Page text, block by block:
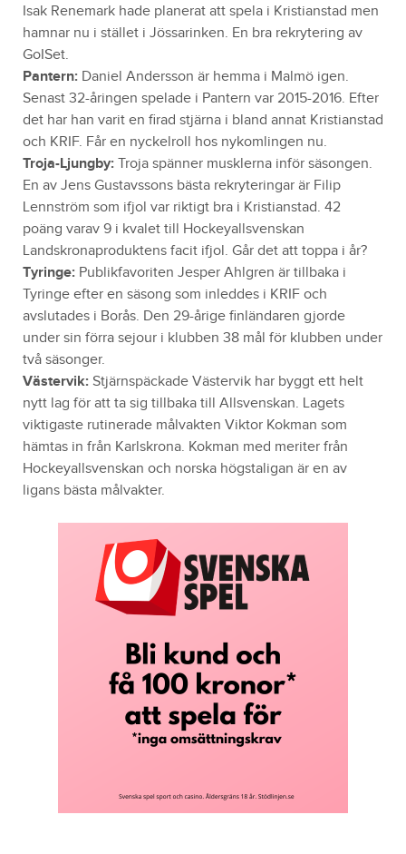
Isak Renemark hade planerat att spela i Kristianstad men
hamnar nu i stället i Jössarinken. En bra rekrytering av
GoISet.
Pantern: Daniel Andersson är hemma i Malmö igen.
Senast 32-åringen spelade i Pantern var 2015-2016. Efter
det har han varit en firad stjärna i bland annat Kristianstad
och KRIF. Får en nyckelroll hos nykomlingen nu.
Troja-Ljungby: Troja spänner musklerna inför säsongen.
En av Jens Gustavssons bästa rekryteringar är Filip
Lennström som ifjol var riktigt bra i Kristianstad. 42
poäng varav 9 i kvalet till Hockeyallsvenskan
Landskronaproduktens facit ifjol. Går det att toppa i år?
Tyringe: Publikfavoriten Jesper Ahlgren är tillbaka i
Tyringe efter en säsong som inleddes i KRIF och
avslutades i Borås. Den 29-årige finländaren gjorde
under sin förra sejour i klubben 38 mål för klubben under
två säsonger.
Västervik: Stjärnspäckade Västervik har byggt ett helt
nytt lag för att ta sig tillbaka till Allsvenskan. Lagets
viktigaste rutinerade målvakten Viktor Kokman som
hämtas in från Karlskrona. Kokman med meriter från
Hockeyallsvenskan och norska högstaligan är en av
ligans bästa målvakter.